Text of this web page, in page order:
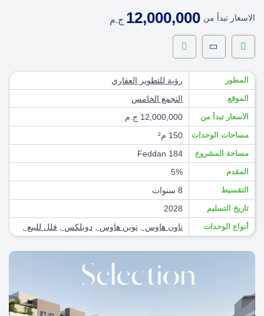
الاسعار تبدأ من 12,000,000 ج.م
المطور رؤية للتطوير العقاري
الموقع التجمع الخامس
الاسعار تبدأ من 12,000,000 ج.م
مساحات الوحدات 150 م²
مساحة المشروع 184 Feddan
المقدم 5%
التقسيط 8 سنوات
تاريخ التسليم 2028
أنواع الوحدات تاون هاوس توين هاوس دوبلكس فلل للبيع